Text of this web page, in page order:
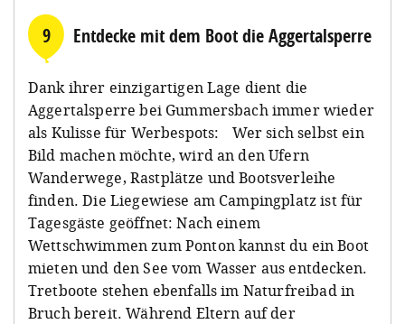
9 Entdecke mit dem Boot die Aggertalsperre
Dank ihrer einzigartigen Lage dient die
Aggertalsperre bei Gummersbach immer wieder
als Kulisse für Werbespots: Wer sich selbst ein
Bild machen möchte, wird an den Ufern
Wanderwege, Rastplätze und Bootsverleihe
finden. Die Liegewiese am Campingplatz ist für
Tagesgäste geöffnet: Nach einem
Wettschwimmen zum Ponton kannst du ein Boot
mieten und den See vom Wasser aus entdecken.
Tretboote stehen ebenfalls im Naturfreibad in
Bruch bereit. Während Eltern auf der